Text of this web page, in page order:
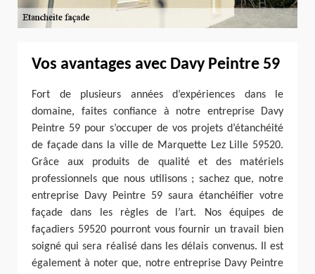
Vos avantages avec Davy Peintre 59
Fort de plusieurs années d’expériences dans le
domaine, faites confiance à notre entreprise Davy
Peintre 59 pour s’occuper de vos projets d’étanchéité
de façade dans la ville de Marquette Lez Lille 59520.
Grâce aux produits de qualité et des matériels
professionnels que nous utilisons ; sachez que, notre
entreprise Davy Peintre 59 saura étanchéifier votre
façade dans les règles de l’art. Nos équipes de
façadiers 59520 pourront vous fournir un travail bien
soigné qui sera réalisé dans les délais convenus. Il est
également à noter que, notre entreprise Davy Peintre